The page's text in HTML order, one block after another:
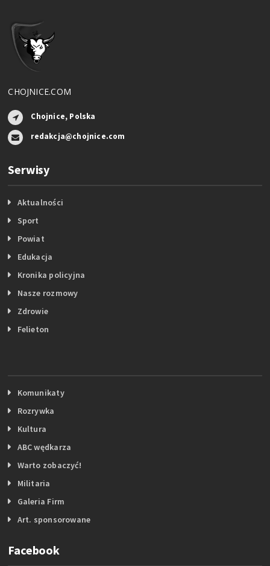
CHOJNICE.COM
Chojnice, Polska
redakcja@chojnice.com
Serwisy
Aktualności
Sport
Powiat
Edukacja
Kronika policyjna
Nasze rozmowy
Zdrowie
Felieton
Komunikaty
Rozrywka
Kultura
ABC wędkarza
Warto zobaczyć!
Militaria
Galeria Firm
Art. sponsorowane
Facebook